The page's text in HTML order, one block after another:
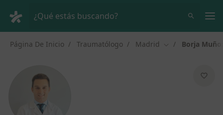
¿Qué estás buscando?
Página De Inicio Traumatólogo Madrid Cambiar de
Borja